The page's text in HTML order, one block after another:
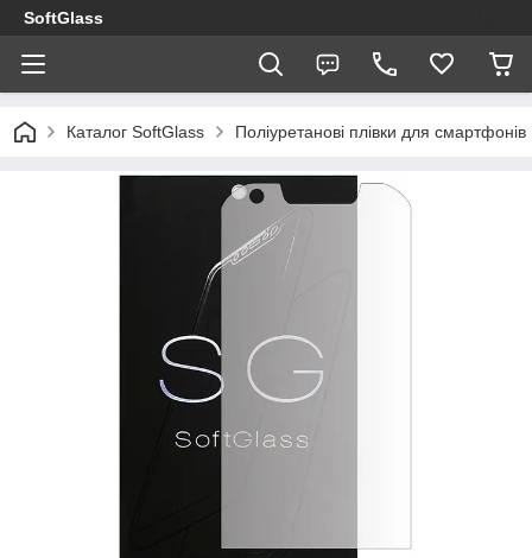
SoftGlass
Каталог SoftGlass Поліуретанові плівки для смартфонів